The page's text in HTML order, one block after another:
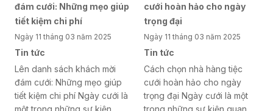
đám cưới: Những mẹo giúp
tiết kiệm chi phí
Ngày 11 tháng 03 năm 2025
Tin tức
Lên danh sách khách mời
đám cưới: Những mẹo giúp
tiết kiệm chi phí Ngày cưới là
một trong những sự kiện
cưới hoàn hảo cho ngày
trọng đại
Ngày 11 tháng 03 năm 2025
Tin tức
Cách chọn nhà hàng tiệc
cưới hoàn hảo cho ngày
trọng đại Ngày cưới là một
trong những sự kiện quan